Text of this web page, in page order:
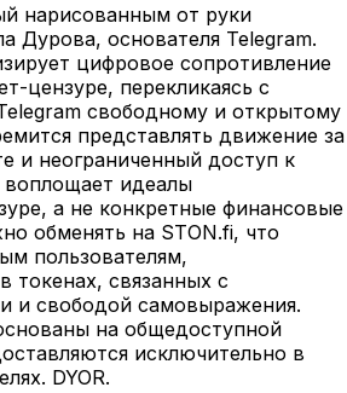
нарисованным от руки
Дурова, основателя Telegram.
цифровое сопротивление
цензуре, перекликаясь с
свободному и открытому
представлять движение за
и неограниченный доступ к
идеалы
а не конкретные финансовые
обменять на STON.fi, что
пользователям,
токенах, связанных с
и свободой самовыражения.
на общедоступной
исключительно в
DYOR.